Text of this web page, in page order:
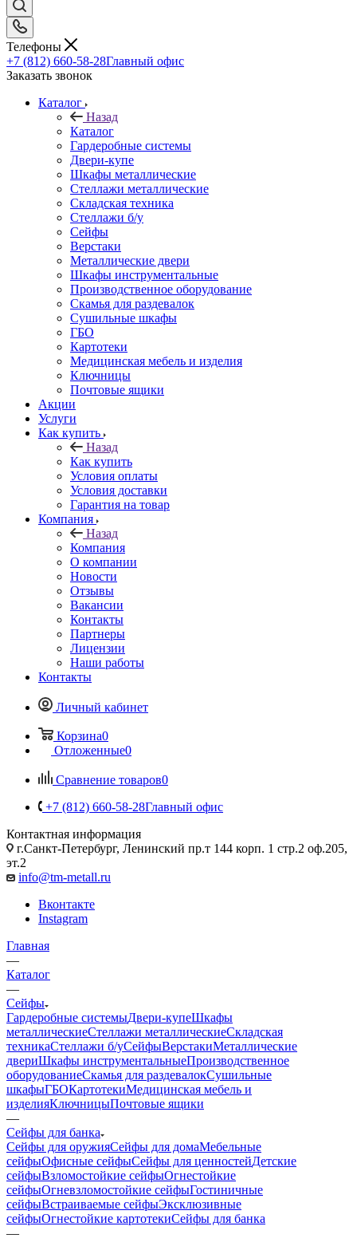
Телефоны
+7 (812) 660-58-28Главный офис
Заказать звонок
Каталог
Назад
Каталог
Гардеробные системы
Двери-купе
Шкафы металлические
Стеллажи металлические
Складская техника
Стеллажи б/у
Сейфы
Верстаки
Металлические двери
Шкафы инструментальные
Производственное оборудование
Скамья для раздевалок
Сушильные шкафы
ГБО
Картотеки
Медицинская мебель и изделия
Ключницы
Почтовые ящики
Акции
Услуги
Как купить
Назад
Как купить
Условия оплаты
Условия доставки
Гарантия на товар
Компания
Назад
Компания
О компании
Новости
Отзывы
Вакансии
Контакты
Партнеры
Лицензии
Наши работы
Контакты
Личный кабинет
Корзина0
Отложенные0
Сравнение товаров0
+7 (812) 660-58-28Главный офис
Контактная информация
г.Санкт-Петербург, Ленинский пр.т 144 корп. 1 стр.2 оф.205,
эт.2
info@tm-metall.ru
Вконтакте
Instagram
Главная
—
Каталог
—
Сейфы
Гардеробные системыДвери-купеШкафы
металлическиеСтеллажи металлическиеСкладская
техникаСтеллажи б/уСейфыВерстакиМеталлические
двериШкафы инструментальныеПроизводственное
оборудованиеСкамья для раздевалокСушильные
шкафыГБОКартотекиМедицинская мебель и
изделияКлючницыПочтовые ящики
—
Сейфы для банка
Сейфы для оружияСейфы для домаМебельные
сейфыОфисные сейфыСейфы для ценностейДетские
сейфыВзломостойкие сейфыОгнестойкие
сейфыОгневзломостойкие сейфыГостиничные
сейфыВстраиваемые сейфыЭксклюзивные
сейфыОгнестойкие картотекиСейфы для банка
—